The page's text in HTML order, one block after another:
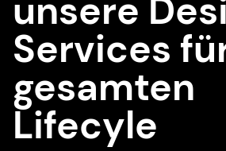
unsere
Services
gesamten
Lifecyle